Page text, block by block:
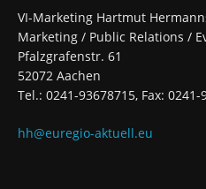
VI-Marketing Hartmut
Marketing / Public Relations /
Pfalzgrafenstr. 61
52072 Aachen
Tel.: 0241-93678715, Fax: 0241-
hh@euregio-aktuell.eu